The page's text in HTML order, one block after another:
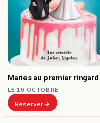
Maries au premier ringard
LE 10 OCTOBRE
Réserver